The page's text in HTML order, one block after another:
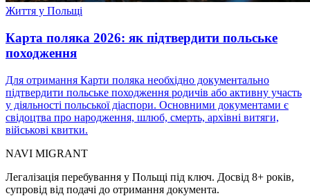
Життя у Польщі
Карта поляка 2026: як підтвердити польське
походження
Для отримання Карти поляка необхідно документально
підтвердити польське походження родичів або активну участь
у діяльності польської діаспори. Основними документами є
свідоцтва про народження, шлюб, смерть, архівні витяги,
військові квитки.
NAVI MIGRANT
Легалізація перебування у Польщі під ключ. Досвід 8+ років,
супровід від подачі до отримання документа.